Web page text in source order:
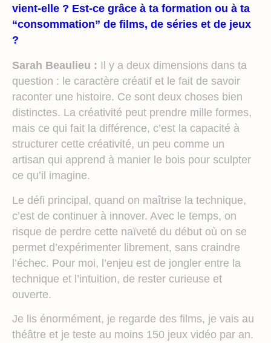
vient-elle ? Est-ce grâce à ta formation ou à ta
“consommation” de films, de séries et de jeux
?
Sarah Beaulieu : Il y a deux dimensions dans ta
question : le caractère créatif et le fait de savoir
raconter une histoire. Ce sont deux choses bien
distinctes. La créativité peut prendre mille formes,
mais ce qui fait la différence, c’est la capacité à
structurer cette créativité, un peu comme un
artisan qui apprend à manier le bois pour sculpter
ce qu’il imagine.
Le défi principal, quand on maîtrise la technique,
c’est de continuer à innover. Avec le temps, on
risque de perdre cette naïveté du début où on se
permet d’expérimenter librement, sans craindre
l’échec. Pour moi, l’enjeu est de jongler entre la
technique et l’intuition, de rester curieuse et
ouverte.
Je lis énormément, je regarde des films, je vais au
théâtre et je teste au moins 150 jeux vidéo par an.